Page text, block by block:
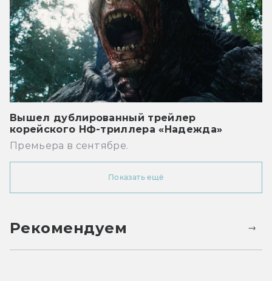
Вышел дублированный трейлер
корейского НФ-триллера «Надежда»
Премьера в сентябре.
Показать ещё
Рекомендуем